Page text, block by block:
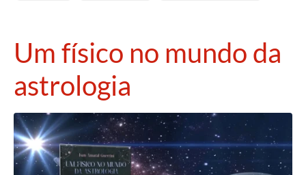
Um físico no mundo da
astrologia